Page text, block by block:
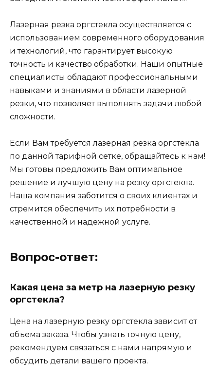
Лазерная резка оргстекла осуществляется с
использованием современного оборудования
и технологий, что гарантирует высокую
точность и качество обработки. Наши опытные
специалисты обладают профессиональными
навыками и знаниями в области лазерной
резки, что позволяет выполнять задачи любой
сложности.
Если Вам требуется лазерная резка оргстекла
по данной тарифной сетке, обращайтесь к нам!
Мы готовы предложить Вам оптимальное
решение и лучшую цену на резку оргстекла.
Наша компания заботится о своих клиентах и
стремится обеспечить их потребности в
качественной и надежной услуге.
Вопрос-ответ:
Какая цена за метр на лазерную резку
оргстекла?
Цена на лазерную резку оргстекла зависит от
объема заказа. Чтобы узнать точную цену,
рекомендуем связаться с нами напрямую и
обсудить детали вашего проекта.